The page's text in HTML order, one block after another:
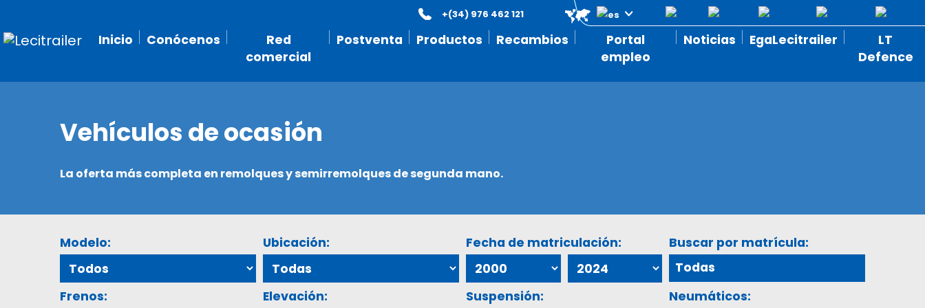
Inicio Conócenos
Red
comercial
Postventa Productos Recambios
Portal
empleo
Noticias EgaLecitrailer
LT
Defence
+(34) 976 462 121
Vehículos de ocasión
La oferta más completa en remolques y semirremolques de segunda mano.
Modelo: Ubicación: Fecha de matriculación: Buscar por matrícula:
Frenos: Elevación: Suspensión: Neumáticos: